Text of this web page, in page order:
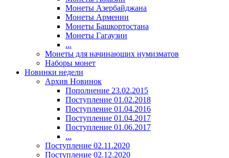
Монеты Азербайджана
Монеты Армении
Монеты Башкортостана
Монеты Гагаузии
...
Монеты для начинающих нумизматов
Наборы монет
Новинки недели
Архив Новинок
Пополнение 23.02.2015
Поступление 01.02.2018
Поступление 01.04.2016
Поступление 01.04.2017
Поступление 01.06.2017
...
Поступление 02.11.2020
Поступление 02.12.2020